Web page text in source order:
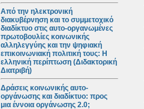
Από την ηλεκτρονική
διακυβέρνηση και το συμμετοχικό
διαδίκτυο στις αυτο-οργανωμένες
πρωτοβουλίες κοινωνικής
αλληλεγγύης και την ψηφιακή
επικοινωνιακή πολιτική τους: Η
ελληνική περίπτωση (Διδακτορική
Διατριβή)
Δράσεις κοινωνικής αυτο-
οργάνωσης και διαδίκτυο: προς
μια έννοια οργάνωσης 2.0;